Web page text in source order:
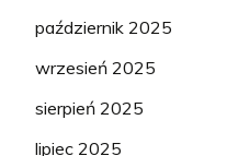
październik 2025
wrzesień 2025
sierpień 2025
lipiec 2025